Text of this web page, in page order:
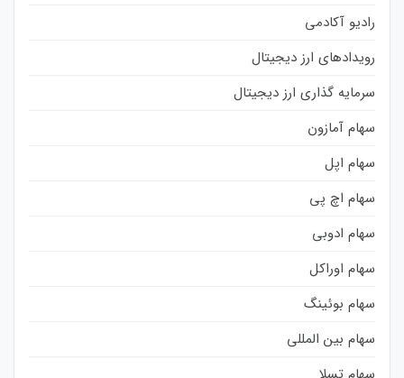
رادیو آکادمی
رویدادهای ارز دیجیتال
سرمایه گذاری ارز دیجیتال
سهام آمازون
سهام اپل
سهام اچ پی
سهام ادوبی
سهام اوراکل
سهام بوئینگ
سهام بین المللی